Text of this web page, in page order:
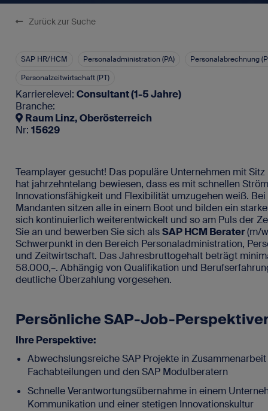
SAP-Portale
Blog
FAQ - Fragen und Antworten
Kontakt
Datenschutz
Zurück zur Suche
SAP HR/HCM Personaladministration (PA)
Personalabrechnung
Personalzeitwirtschaft (PT)
Karrierelevel: Consultant (1-5 Jahre)
Branche:
Raum Linz, Oberösterreich
Nr: 15629
Teamplayer gesucht! Das populäre Unternehmen mit
hat jahrzehntelang bewiesen, dass es mit schnellen
Innovationsfähigkeit und Flexibilität umzugehen weiß.
Mandanten sitzen alle in einem Boot und bilden ein
sich kontinuierlich weiterentwickelt und so am Puls der
Sie an und bewerben Sie sich alsSAP HCM Berater(m/
Schwerpunkt in den Bereich Personaladministration,
und Zeitwirtschaft. Das Jahresbruttogehalt beträgt
58.000,–. Abhängig von Qualifikation und
deutliche Überzahlung vorgesehen.
Persönliche SAP-Job-
Ihre Perspektive:
Abwechslungsreiche SAP Projekte in
Fachabteilungen und den SAP Modulberatern
Schnelle Verantwortungsübernahme in einem
Kommunikation und einer stetigen Innovationskultur